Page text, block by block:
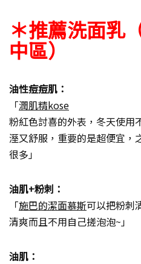
＊推薦洗面乳
中區）
油性痘痘肌：
「潤肌精kose
粉紅色討喜的外表，冬天使用
溼又舒服，重要的是超便宜，
很多」
油肌+粉刺：
「施巴的潔面慕斯可以把粉刺
清爽而且不用自己搓泡泡~」
油肌：